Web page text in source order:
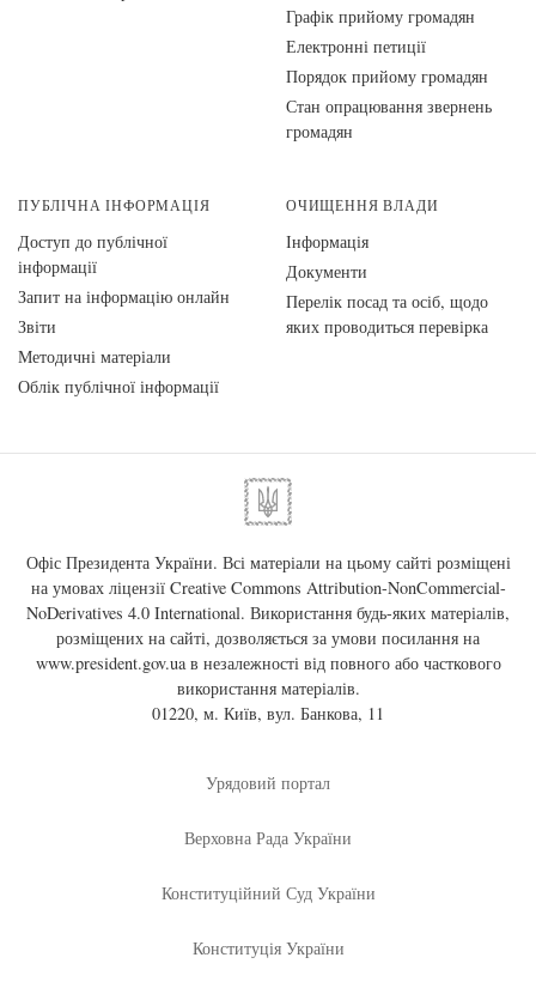
Графік прийому громадян
Електронні петиції
Порядок прийому громадян
Стан опрацювання звернень
громадян
ПУБЛІЧНА ІНФОРМАЦІЯ
Доступ до публічної
інформації
Запит на інформацію онлайн
Звіти
Методичні матеріали
Облік публічної інформації
ОЧИЩЕННЯ ВЛАДИ
Інформація
Документи
Перелік посад та осіб, щодо
яких проводиться перевірка
Офіс Президента України. Всі матеріали на цьому сайті розміщені
на умовах ліцензії Creative Commons Attribution-NonCommercial-
NoDerivatives 4.0 International. Використання будь-яких матеріалів,
розміщених на сайті, дозволяється за умови посилання на
www.president.gov.uaв незалежності від повного або часткового
використання матеріалів.
01220, м. Київ, вул. Банкова, 11
Урядовий портал
Верховна Рада України
Конституційний Суд України
Конституція України